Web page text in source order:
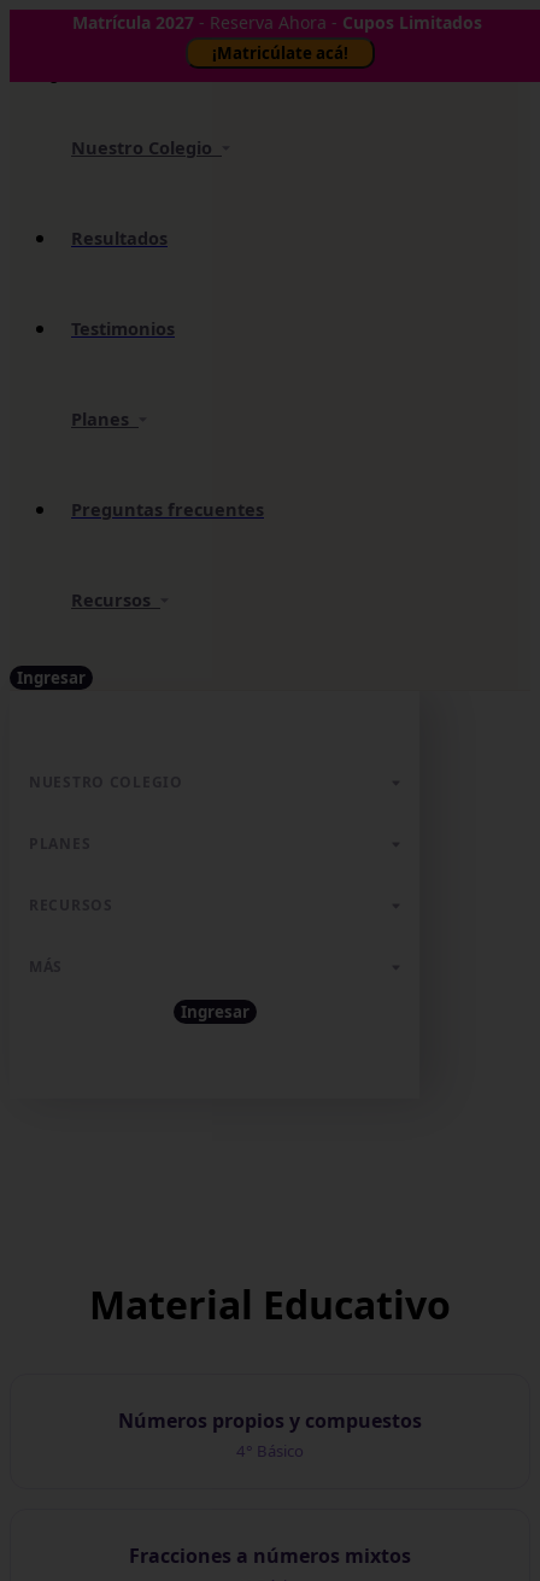
Matrícula 2027 - Reserva Ahora - Cupos Limitados
¡Matricúlate acá!
Nuestro Colegio
Resultados
Testimonios
Planes
Preguntas frecuentes
Recursos
Ingresar
Ingresar
Material Educativo
Números propios y compuestos
4° Básico
Fracciones a números mixtos